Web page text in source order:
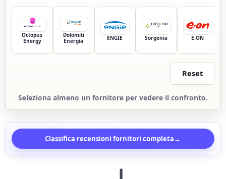
Octopus
Energy
Dolomiti
Energia
ENGIE Sorgenia E.ON
Reset
Seleziona almeno un fornitore per vedere il confronto.
Classifica recensioni fornitori completa→